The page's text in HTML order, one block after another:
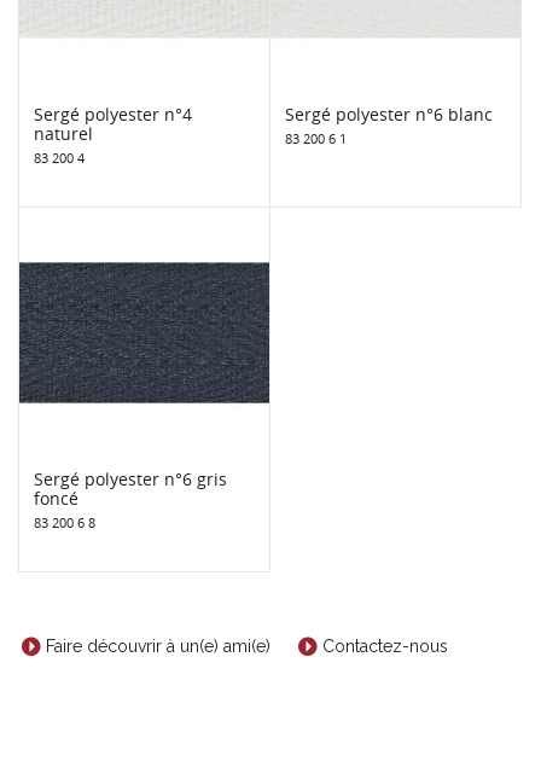
Sergé polyester n°4
naturel
83 200 4
Sergé polyester n°6 blanc
83 200 6 1
Sergé polyester n°6 gris
foncé
83 200 6 8
Faire découvrir à un(e) ami(e) Contactez-nous